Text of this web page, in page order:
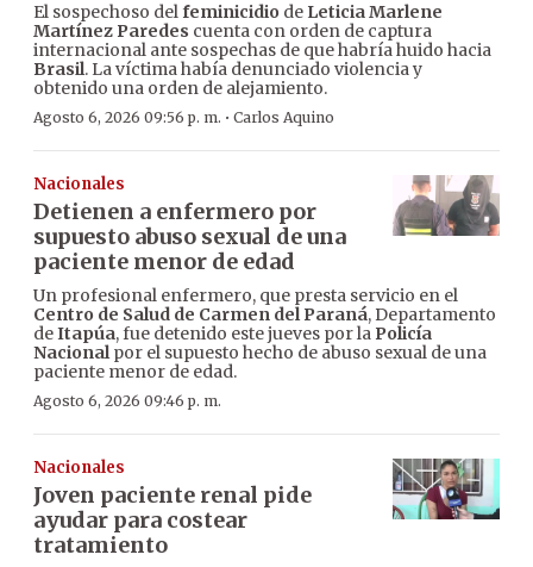
El sospechoso delfeminicidio de Leticia Marlene
Martínez Paredes cuenta con orden de captura
internacional ante sospechas de que habría huido hacia
Brasil. La víctima había denunciado violencia y
obtenido una orden de alejamiento.
Agosto 6, 2026 09:56 p. m. · Carlos Aquino
Nacionales
Detienen a enfermero por
supuesto abuso sexual de una
paciente menor de edad
Un profesional enfermero, que presta servicio en el
Centro de Salud de Carmen del Paraná, Departamento
deItapúa, fue detenido este jueves por la Policía
Nacionalpor el supuesto hecho de abuso sexual de una
paciente menor de edad.
Agosto 6, 2026 09:46 p. m.
Nacionales
Joven paciente renal pide
ayudar para costear
tratamiento